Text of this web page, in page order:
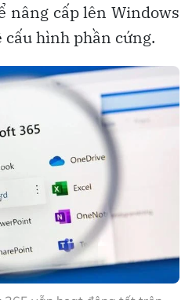
nâng cấp lên Windows
cấu hình phần cứng.